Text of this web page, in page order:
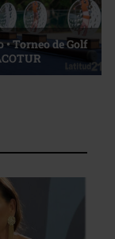
del servicio